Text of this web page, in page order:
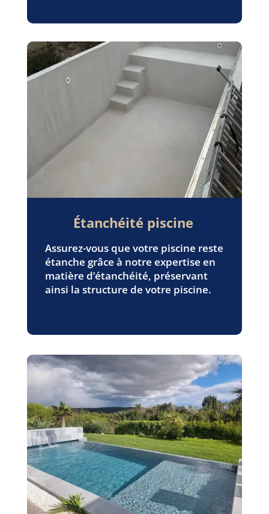
Étanchéité piscine
Assurez-vous que votre piscine reste
étanche grâce à notre expertise en
matière d’étanchéité, préservant
ainsi la structure de votre piscine.